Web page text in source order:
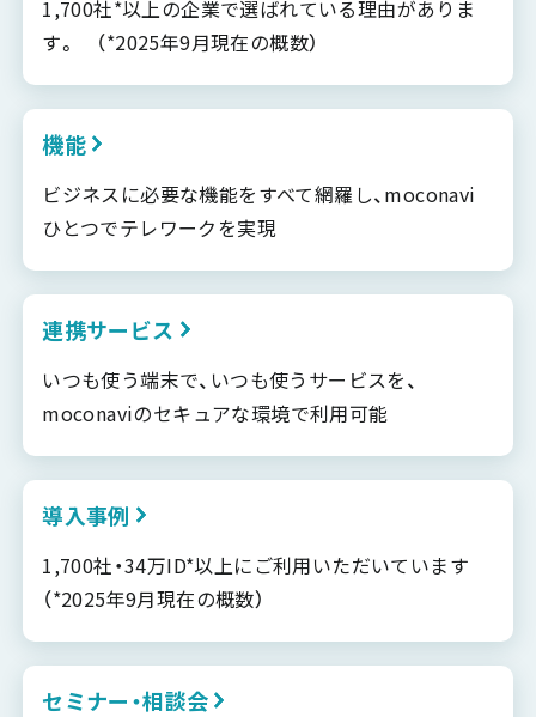
1,700社*以上の企業で選ばれている理由がありま
す。 （*2025年9月現在の概数）
機能
ビジネスに必要な機能をすべて網羅し、moconavi
ひとつでテレワークを実現
連携サービス
いつも使う端末で、いつも使うサービスを、
moconaviのセキュアな環境で利用可能
導入事例
1,700社・34万ID*以上にご利用いただいています
（*2025年9月現在の概数）
セミナー・相談会